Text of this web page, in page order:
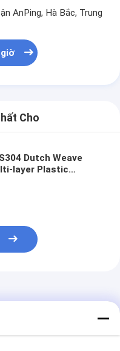
AnPing, Hà Bắc, Trung
Cho
Dutch Weave
layer Plastic